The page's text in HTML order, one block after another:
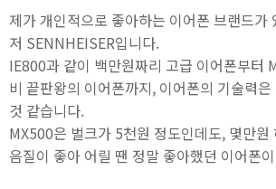
제가 개인적으로 좋아하는 이어폰 브랜드가
저 SENNHEISER입니다.
IE800과 같이 백만원짜리 고급 이어폰부터
비 끝판왕의 이어폰까지, 이어폰의 기술력
것 같습니다.
MX500은 벌크가 5천원 정도인데도, 몇만원
음질이 좋아 어릴 땐 정말 좋아했던 이어폰